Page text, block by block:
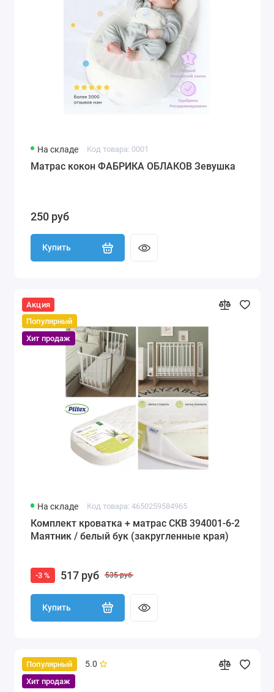
На складе Код товара: 0001
Матрас кокон ФАБРИКА ОБЛАКОВ Зевушка
250 руб
Купить
Акция
Популярный
Хит продаж
На складе Код товара: 4650259584965
Комплект кроватка + матрас СКВ 394001-6-2
Маятник / белый бук (закругленные края)
-3 % 517 руб 535 руб
Купить
Популярный
Хит продаж
5.0